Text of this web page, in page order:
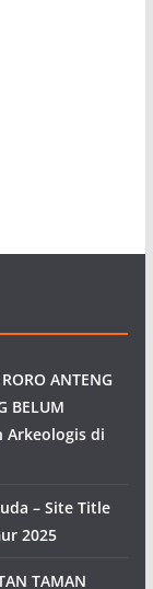
RORO ANTENG
BELUM
Arkeologis di
– Site Title
2025
TAMAN